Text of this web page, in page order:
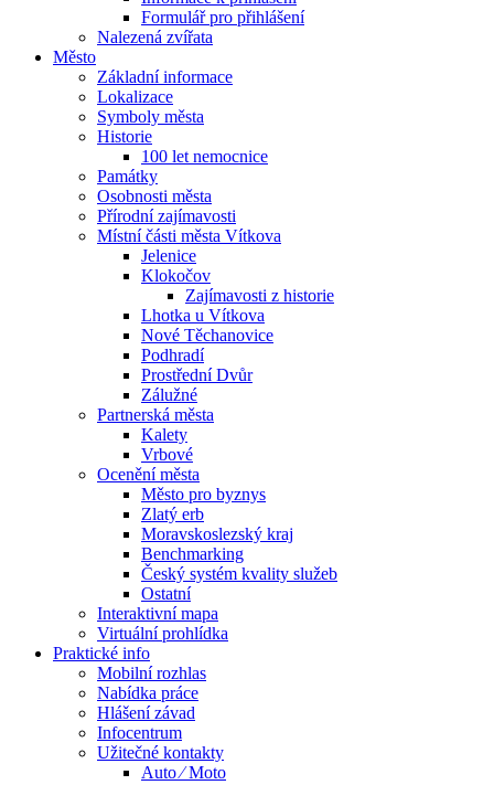
Formulář pro přihlášení
Nalezená zvířata
Město
Základní informace
Lokalizace
Symboly města
Historie
100 let nemocnice
Památky
Osobnosti města
Přírodní zajímavosti
Místní části města Vítkova
Jelenice
Klokočov
Zajímavosti z historie
Lhotka u Vítkova
Nové Těchanovice
Podhradí
Prostřední Dvůr
Zálužné
Partnerská města
Kalety
Vrbové
Ocenění města
Město pro byznys
Zlatý erb
Moravskoslezský kraj
Benchmarking
Český systém kvality služeb
Ostatní
Interaktivní mapa
Virtuální prohlídka
Praktické info
Mobilní rozhlas
Nabídka práce
Hlášení závad
Infocentrum
Užitečné kontakty
Auto ⁄ Moto